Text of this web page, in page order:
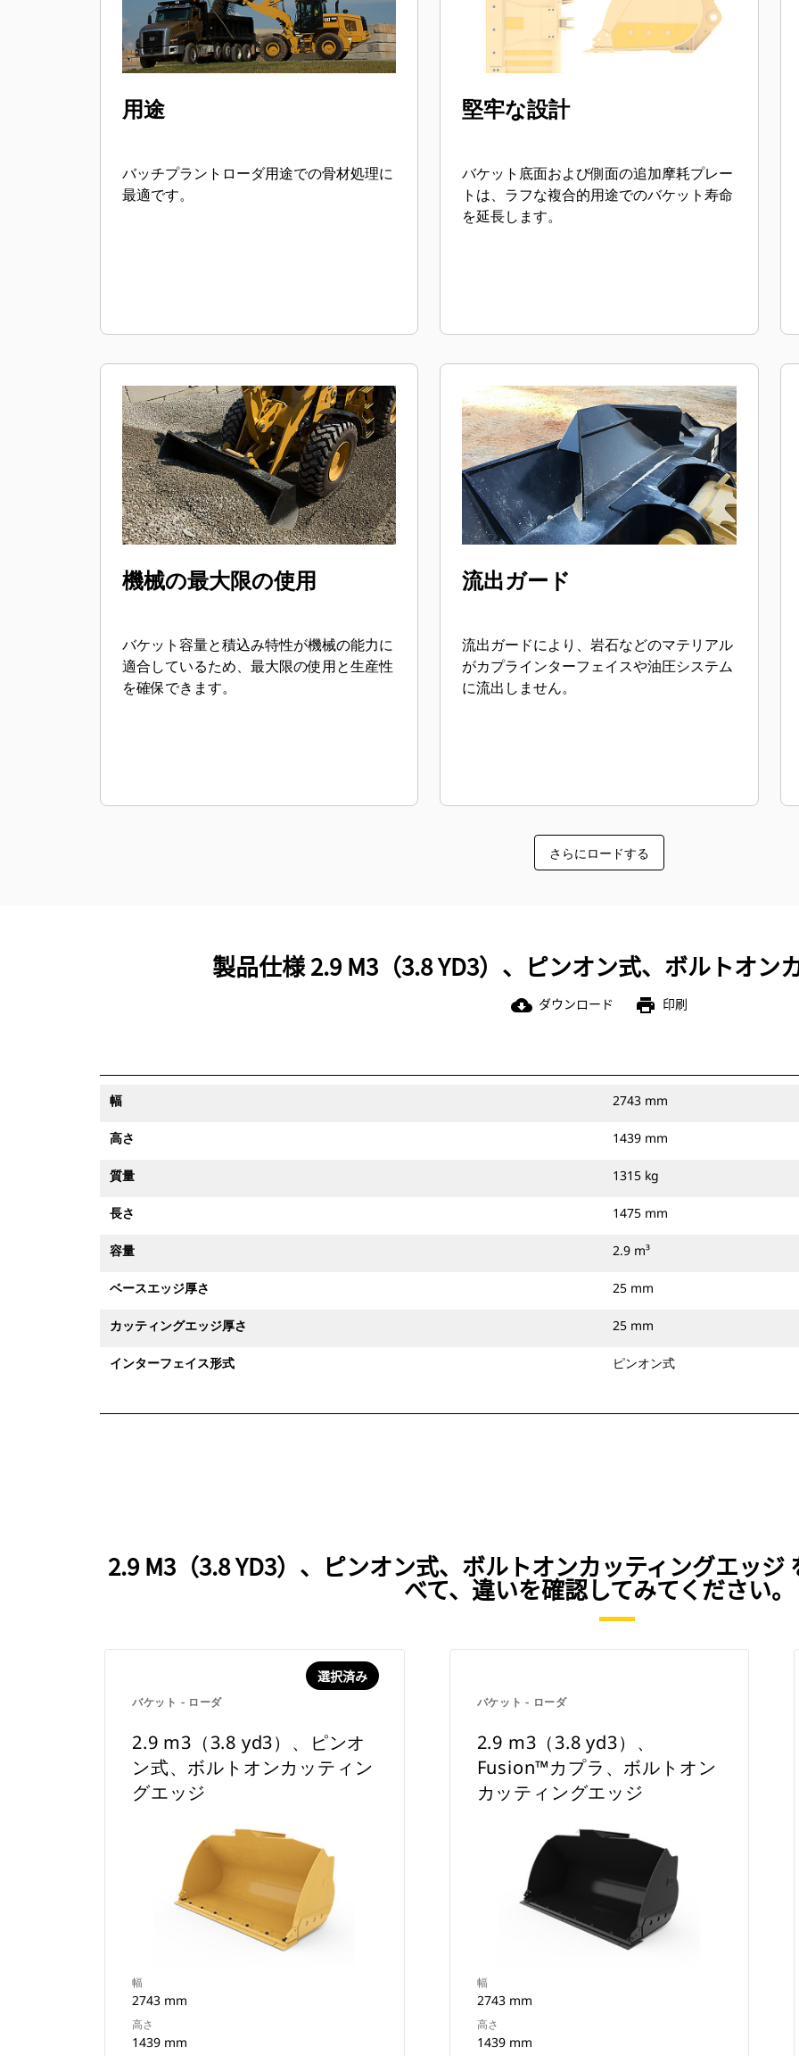
用途
バッチプラントローダ用途での骨材処理に
最適です。
堅牢な設計
バケット底面および側面の追加摩耗プレー
トは、ラフな複合的用途でのバケット寿命
を延長します。
機械の最大限の使用
バケット容量と積込み特性が機械の能力に
適合しているため、最大限の使用と生産性
を確保できます。
流出ガード
流出ガードにより、岩石などのマテリアル
がカプラインターフェイスや油圧システム
に流出しません。
さらにロードする
製品仕様 2.9 M3（3.8 YD3）、ピンオン式、ボルトオン
cloud_download ダウンロード print 印刷
幅 2743 mm
高さ 1439 mm
質量 1315 kg
長さ 1475 mm
容量 2.9 m³
ベースエッジ厚さ 25 mm
カッティングエッジ厚さ 25 mm
インターフェイス形式 ピンオン式
2.9 M3（3.8 YD3）、ピンオン式、ボルトオンカッティングエッ
べて、違いを確認してみてください。
バケット - ローダ
選択済み
2.9 m3（3.8 yd3）、ピンオ
ン式、ボルトオンカッティン
グエッジ
幅
2743 mm
高さ
1439 mm
バケット - ローダ
2.9 m3（3.8 yd3）、
Fusion™カプラ、ボルトオン
カッティングエッジ
幅
2743 mm
高さ
1439 mm